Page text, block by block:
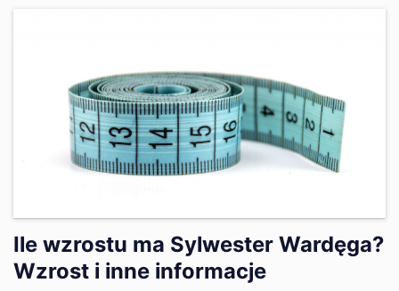
Ile wzrostu ma Sylwester Wardęga?
Wzrost i inne informacje